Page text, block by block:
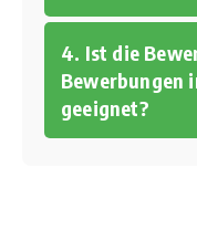
4. Ist die
Bewerbungen
geeignet?